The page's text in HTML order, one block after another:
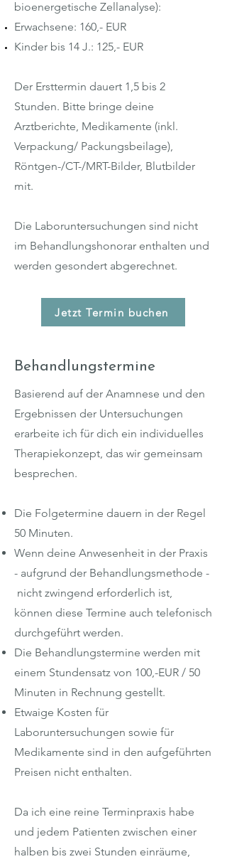
bioenergetische Zellanalyse):
Erwachsene: 160,- EUR
Kinder bis 14 J.: 125,- EUR
Der Ersttermin dauert 1,5 bis 2
Stunden. Bitte bringe deine
Arztberichte, Medikamente (inkl.
Verpackung/ Packungsbeilage),
Röntgen-/CT-/MRT-Bilder, Blutbilder
mit.
Die Laboruntersuchungen sind nicht
im Behandlungshonorar enthalten und
werden gesondert abgerechnet.
Jetzt Termin buchen
Behandlungstermine
Basierend auf der Anamnese und den
Ergebnissen der Untersuchungen
erarbeite ich für dich ein individuelles
Therapiekonzept, das wir gemeinsam
besprechen.
Die Folgetermine dauern in der Regel
50 Minuten.
Wenn deine Anwesenheit in der Praxis
- aufgrund der Behandlungsmethode -
nicht zwingend erforderlich ist,
können diese Termine auch telefonisch
durchgeführt werden.
Die Behandlungstermine werden mit
einem Stundensatz von 100,-EUR / 50
Minuten in Rechnung gestellt.
Etwaige Kosten für
Laboruntersuchungen sowie für
Medikamente sind in den aufgeführten
Preisen nicht enthalten.
Da ich eine reine Terminpraxis habe
und jedem Patienten zwischen einer
halben bis zwei Stunden einräume,